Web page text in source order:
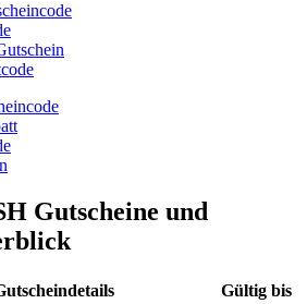
Gutscheine und
Gültig bis